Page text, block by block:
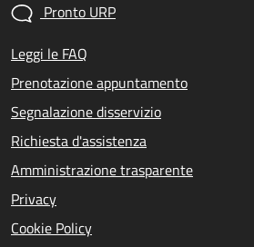
Pronto URP
Leggi le FAQ
Prenotazione appuntamento
Segnalazione disservizio
Richiesta d'assistenza
Amministrazione trasparente
Privacy
Cookie Policy